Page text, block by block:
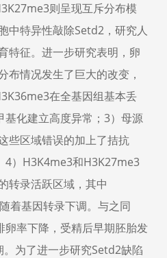
则呈现互斥分布模
中特异性敲除Setd2，研究人
特征。进一步研究表明，卵
布情况发生了巨大的改变，
在全基因组基本丢
基化建立高度异常；3）母源
些区域错误的加上了拮抗
4）H3K4me3和H3K27me3
转录活跃区域，其中
着基因转录下调。与之同
率下降，受精后早期胚胎发
为了进一步研究Setd2缺陷